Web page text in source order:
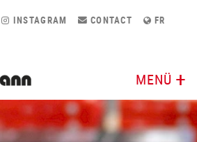
INSTAGRAM CONTACT
FR
MENÜ